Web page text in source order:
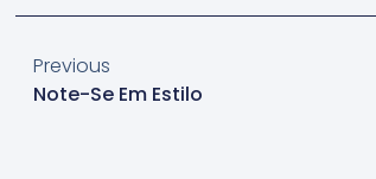
Previous
Note-Se Em Estilo